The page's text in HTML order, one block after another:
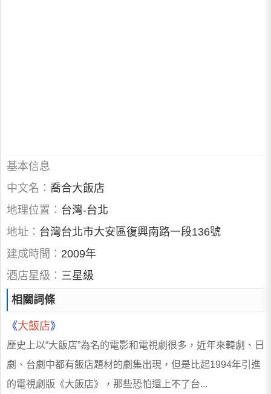
基本信息
中文名： 喬合大飯店
地理位置： 台灣-台北
地址： 台灣台北市大安區復興南路一段136號
建成時間： 2009年
酒店星級： 三星級
相關詞條
《大飯店》
歷史上以“大飯店”為名的電影和電視劇很多，近年來韓劇、日
劇、台劇中都有飯店題材的劇集出現，但是比起1994年引進
的電視劇版《大飯店》，那些恐怕還上不了台...